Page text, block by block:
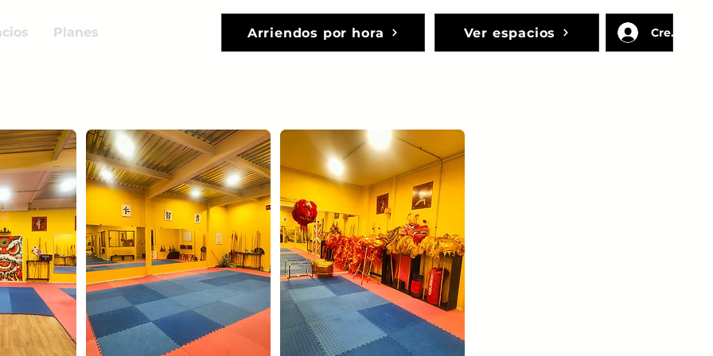
Planes Arriendos por hora Ver espacios Crear